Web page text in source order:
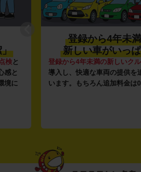
」
検と
感と
境に
登録から4年未
新しい車がいっ
登録から4年未満の新しいク
導入し、快適な車両の提供を
います。もちろん追加料金は0